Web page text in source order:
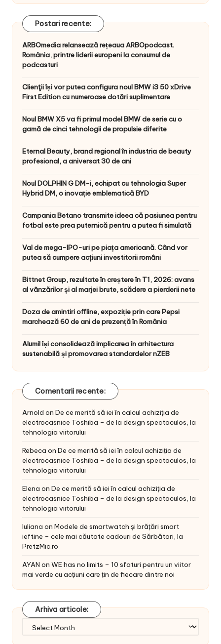
Postari recente:
ARBOmedia relansează rețeaua ARBOpodcast.
România, printre liderii europeni la consumul de
podcasturi
Clienţii își vor putea configura noul BMW i3 50 xDrive
First Edition cu numeroase dotări suplimentare
Noul BMW X5 va fi primul model BMW de serie cu o
gamă de cinci tehnologii de propulsie diferite
Eternal Beauty, brand regional în industria de beauty
profesional, a aniversat 30 de ani
Noul DOLPHIN G DM-i, echipat cu tehnologia Super
Hybrid DM, o inovație emblematică BYD
Campania Betano transmite ideea că pasiunea pentru
fotbal este prea puternică pentru a putea fi simulată
Val de mega-IPO-uri pe piața americană. Când vor
putea să cumpere acțiuni investitorii români
Bittnet Group, rezultate în creștere în T1, 2026: avans
al vânzărilor și al marjei brute, scădere a pierderii nete
Doza de amintiri offline, expoziție prin care Pepsi
marchează 60 de ani de prezență în România
Alumil își consolidează implicarea în arhitectura
sustenabilă și promovarea standardelor nZEB
Comentarii recente:
Arnold on De ce merită să iei în calcul achiziția de
electrocasnice Toshiba – de la design spectaculos, la
tehnologia viitorului
Rebeca on De ce merită să iei în calcul achiziția de
electrocasnice Toshiba – de la design spectaculos, la
tehnologia viitorului
Elena on De ce merită să iei în calcul achiziția de
electrocasnice Toshiba – de la design spectaculos, la
tehnologia viitorului
Iuliana on Modele de smartwatch și brățări smart
ieftine – cele mai căutate cadouri de Sărbători, la
PretzMic.ro
AYAN on WE has no limits – 10 sfaturi pentru un viitor
mai verde cu acțiuni care țin de fiecare dintre noi
Arhiva articole: